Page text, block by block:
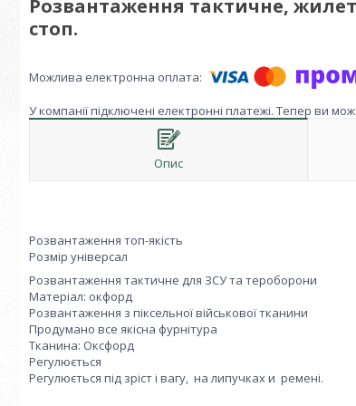
Розвантаження тактичне,
стоп.
У компанії підключені електронні платежі. Тепер ви
Опис
Розвантаження топ-якість
Розмір універсал
Розвантаження тактичне для ЗСУ та тероборони
Матеріал: окфорд
Розвантаження з піксельної військової тканини
Продумано все якісна фурнітура
Тканина: Оксфорд
Регулюється
Регулюється під зріст і вагу, на липучках и ремені.